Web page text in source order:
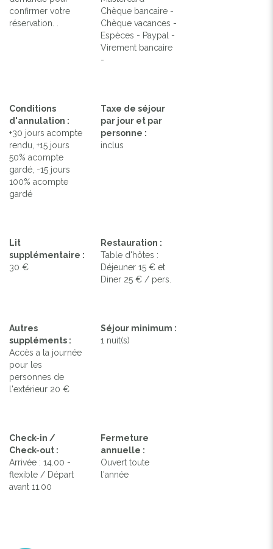
confirmer votre
réservation. .
Chèque bancaire -
Chèque vacances -
Espèces - Paypal -
Virement bancaire
-
Conditions
d'annulation :
+30 jours acompte
rendu, +15 jours
50% acompte
gardé, -15 jours
100% acompte
gardé
Taxe de séjour
par jour et par
personne :
inclus
Lit
supplémentaire :
30 €
Restauration :
Table d'hôtes :
Déjeuner 15 € et
Diner 25 € / pers.
Autres
suppléments :
Accès a la journée
pour les
personnes de
l'extérieur 20 €
Séjour minimum :
1 nuit(s)
Check-in /
Check-out :
Arrivée : 14.00 -
flexible / Départ
avant 11.00
Fermeture
annuelle :
Ouvert toute
l'année